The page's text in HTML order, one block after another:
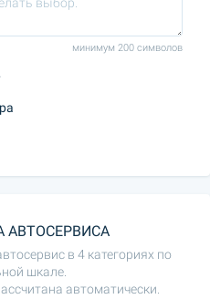
минимум 200 символов
АВТОСЕРВИСА
в 4 категориях по
шкале.
автоматически.